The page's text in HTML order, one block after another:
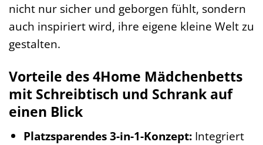
nicht nur sicher und geborgen fühlt, sondern
auch inspiriert wird, ihre eigene kleine Welt zu
gestalten.
Vorteile des 4Home Mädchenbetts
mit Schreibtisch und Schrank auf
einen Blick
Platzsparendes 3-in-1-Konzept: Integriert